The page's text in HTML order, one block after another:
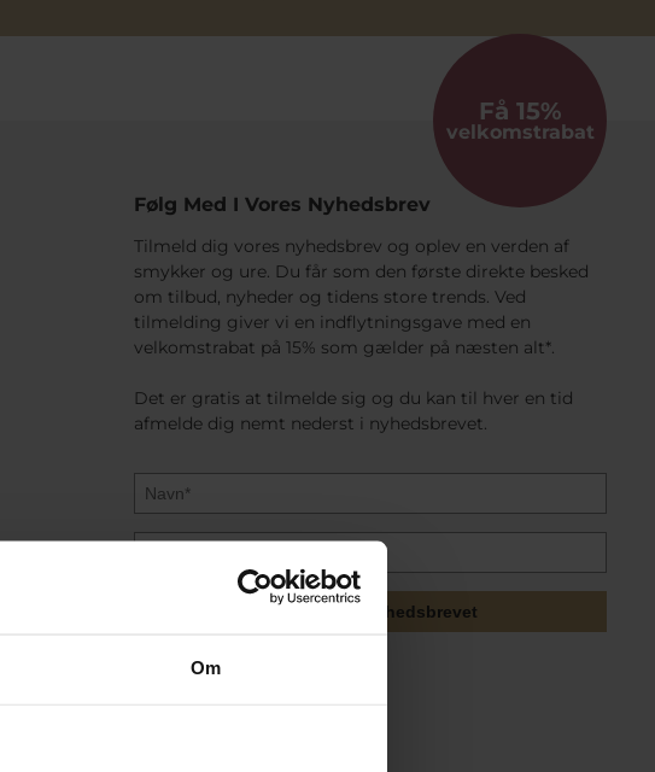
Om
Få 15%
velkomstrabat
Følg Med I Vores Nyhedsbrev
Tilmeld dig vores nyhedsbrev og oplev en verden af
smykker og ure. Du får som den første direkte besked
om tilbud, nyheder og tidens store trends. Ved
tilmelding giver vi en indflytningsgave med en
velkomstrabat på 15% som gælder på næsten alt*.
Det er gratis at tilmelde sig og du kan til hver en tid
afmelde dig nemt nederst i nyhedsbrevet.
Tilmeld mig nyhedsbrevet